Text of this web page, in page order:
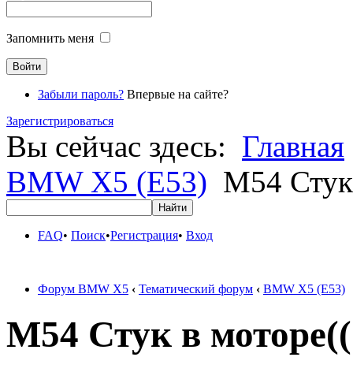
Запомнить меня
Забыли пароль? Впервые на сайте?
Зарегистрироваться
Вы сейчас здесь: Главная
BMW X5 (E53) M54
FAQ• Поиск•Регистрация• Вход
Форум BMW X5 ‹ Тематический форум ‹ BMW X5 (E53)
M54 Стук в